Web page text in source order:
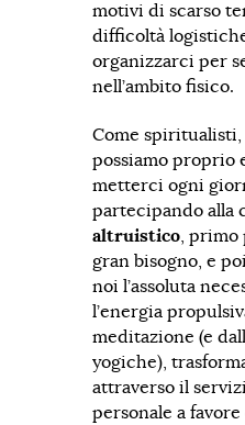
motivi di scarso
difficoltà
organizzarci per
nell’ambito fisico.
Come
possiamo proprio
metterci ogni
partecipando alla
altruistico, primo
gran bisogno, e
noi l’assoluta
l’energia
meditazione (e
yogiche),
attraverso il
personale a